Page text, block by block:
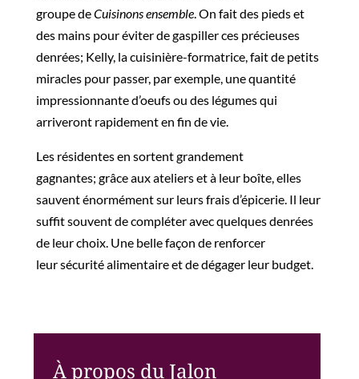
groupedeCuisinons ensemble. On fait des pieds et
des mains pour éviter de gaspiller ces précieuses
denrées; Kelly, la cuisinière-formatrice, fait de petits
miracles pour passer, par exemple, une quantité
impressionnante d’oeufsou des légumes qui
arriveront rapidement en fin de vie.
Les résidentes en sortent grandement
gagnantes; grâce aux ateliers et à leur boîte, elles
sauvent énormément sur leurs frais d’épicerie. Il leur
suffit souvent de compléter avec quelques denrées
de leur choix. Une belle façon de renforcer
leursécurité alimentaireet de dégager leur budget.
À propos du Jalon